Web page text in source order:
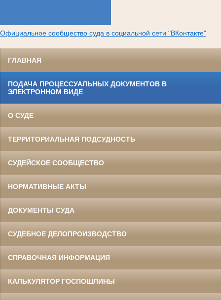
Официальное сообщество суда в социальной сети "ВКонтакте"
ГЛАВНАЯ
ПОДАЧА ПРОЦЕССУАЛЬНЫХ ДОКУМЕНТОВ В
ЭЛЕКТРОННОМ ВИДЕ
О СУДЕ
ТЕРРИТОРИАЛЬНАЯ ПОДСУДНОСТЬ
СУДЕЙСКОЕ СООБЩЕСТВО
НОРМАТИВНЫЕ АКТЫ
ДОКУМЕНТЫ СУДА
СУДЕБНОЕ ДЕЛОПРОИЗВОДСТВО
СПРАВОЧНАЯ ИНФОРМАЦИЯ
КАЛЬКУЛЯТОР ГОСПОШЛИНЫ